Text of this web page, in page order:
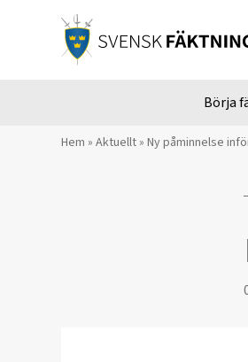
Börja
Hem » Aktuellt» Ny påminnelse